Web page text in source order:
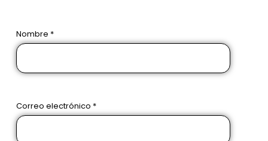
Nombre *
Correo electrónico *